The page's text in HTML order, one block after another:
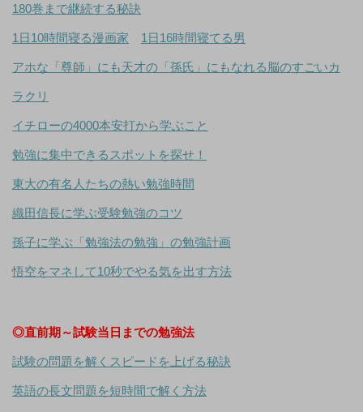
180巻まで継続する秘訣
1日10時間寝る漫画家 1日16時間寝てる男
アホな「尊師」にも天才の「孫氏」にもなれる脳のすごいカ
ラクリ
イチローの4000本安打から学ぶこと
勉強に集中できるスポットを探せ！
東大の有名人たちの熱い勉強時間
織田信長に学ぶ受験勉強のコツ
孫子に学ぶ「勉強法の勉強」の勉強計画
悟空をマネして10秒でやる気を出す方法
◎直前期～試験当日までの勉強法
試験の問題を解くスピードを上げる秘訣
英語の長文問題を短時間で解く方法